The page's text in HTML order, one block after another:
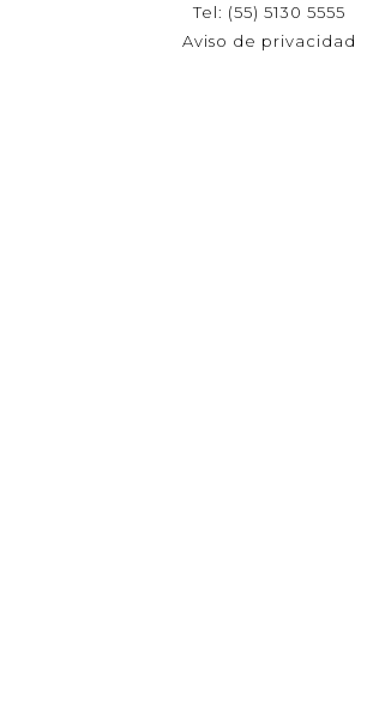
Tel: (55) 5130 5555
Aviso de privacidad